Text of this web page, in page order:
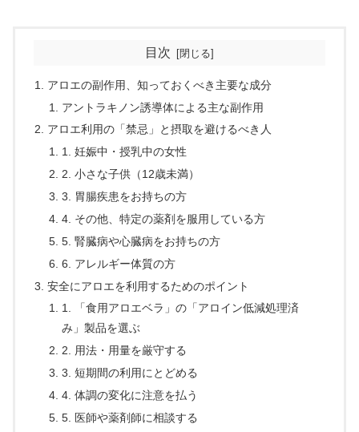
目次
アロエの副作用、知っておくべき主要な成分
アントラキノン誘導体による主な副作用
アロエ利用の「禁忌」と摂取を避けるべき人
1. 妊娠中・授乳中の女性
2. 小さな子供（12歳未満）
3. 胃腸疾患をお持ちの方
4. その他、特定の薬剤を服用している方
5. 腎臓病や心臓病をお持ちの方
6. アレルギー体質の方
安全にアロエを利用するためのポイント
1. 「食用アロエベラ」の「アロイン低減処理済
み」製品を選ぶ
2. 用法・用量を厳守する
3. 短期間の利用にとどめる
4. 体調の変化に注意を払う
5. 医師や薬剤師に相談する